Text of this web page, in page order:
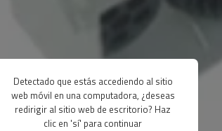
Detectado que estás accediendo al sitio
web móvil en una computadora, ¿deseas
redirigir al sitio web de escritorio? Haz
clic en 'sí' para continuar